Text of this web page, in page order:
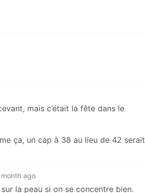
mais c’était la fête dans le
ça, un cap à 38 au lieu de 42 serait
month ago
la peau si on se concentre bien.